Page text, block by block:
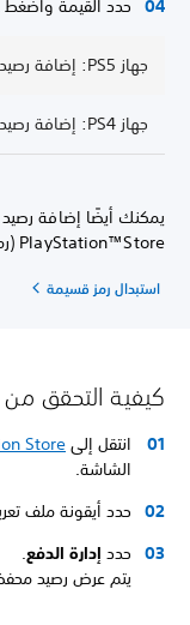
حدد القيمة واضغط
جهاز PS5: إضافة رصيد إلى المحفظة
جهاز PS4: إضافة رصيد إلى المحفظة
يمكنك أيضًا إضافة
PlayStation™Store (رمز القسيمة).
استبدال رمز قسيمة
كيفية التحقق من
انتقل إلىStore
الشاشة.
حدد أيقونة ملف
حددإدارة الدفع.
يتم عرض رصيد